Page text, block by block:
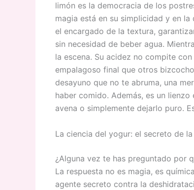
limón es la democracia de los
magia está en su simplicidad y en
el encargado de la textura,
sin necesidad de beber agua.
la escena. Su acidez no compite
empalagoso final que otros
desayuno que no te abruma, una
haber comido. Además, es un
avena o simplemente dejarlo puro.
La ciencia del yogur: el secreto de
¿Alguna vez te has preguntado por
La respuesta no es magia, es
agente secreto contra la